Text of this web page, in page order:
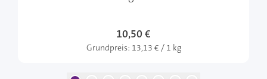
10,50 €
Grundpreis: 13,13 € / 1 kg